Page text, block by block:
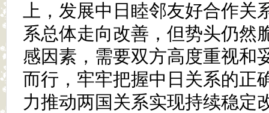
上，发展中日睦邻友好合作关
系总体走向改善，但势头仍然
感因素，需要双方高度重视和
而行，牢牢把握中日关系的正
力推动两国关系实现持续稳定